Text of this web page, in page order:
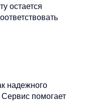
остается
надежного
помогает